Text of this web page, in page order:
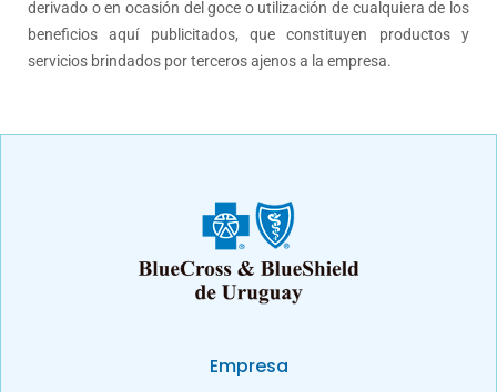
derivado o en ocasión del goce o utilización de cualquiera de los
beneficios aquí publicitados, que constituyen productos y
servicios brindados por terceros ajenos a la empresa.
Empresa